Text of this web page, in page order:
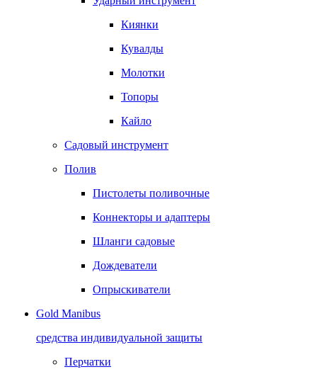
Киянки
Кувалды
Молотки
Топоры
Кайло
Садовый инструмент
Полив
Пистолеты поливочные
Коннекторы и адаптеры
Шланги садовые
Дождеватели
Опрыскиватели
Gold Manibus
средства индивидуальной защиты
Перчатки